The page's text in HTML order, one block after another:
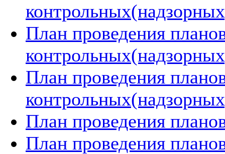
План проведения
План проведения
План проведения
План проведения